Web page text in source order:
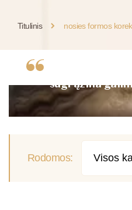
Titulinis nosies formos
sugrąžina
Nosies pertvaros
operacija
operacija
Rodomos: